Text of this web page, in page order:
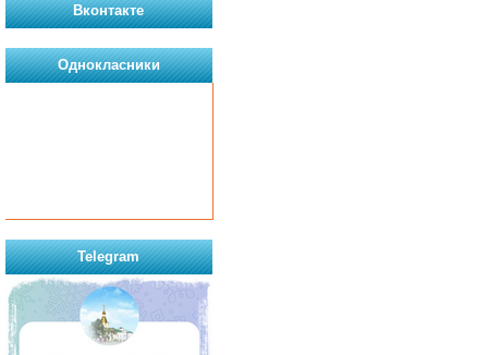
Вконтакте
Однокласники
Telegram